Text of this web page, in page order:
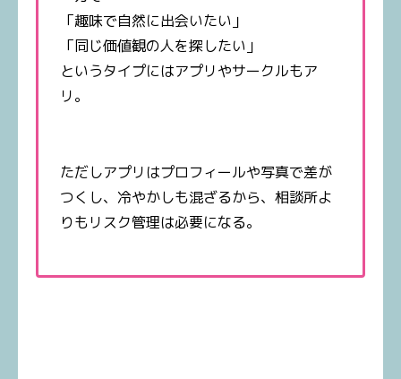
「趣味で自然に出会いたい」
「同じ価値観の人を探したい」
というタイプにはアプリやサークルもア
リ。
ただしアプリはプロフィールや写真で差が
つくし、冷やかしも混ざるから、相談所よ
りもリスク管理は必要になる。